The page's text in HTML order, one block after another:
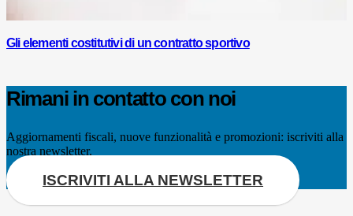
Gli elementi costitutivi di un contratto sportivo
Rimani in contatto con noi
Aggiornamenti fiscali, nuove funzionalità e promozioni: iscriviti alla
nostra newsletter.
ISCRIVITI ALLA NEWSLETTER